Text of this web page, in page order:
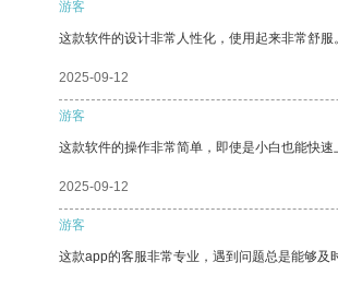
游客
这款软件的设计非常人性化，使用起来非常舒服。
2025-09-12
游客
这款软件的操作非常简单，即使是小白也能快速
2025-09-12
游客
这款app的客服非常专业，遇到问题总是能够及